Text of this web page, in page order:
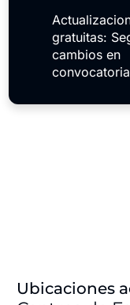
gratuitas:
cambios en
Ubicaciones